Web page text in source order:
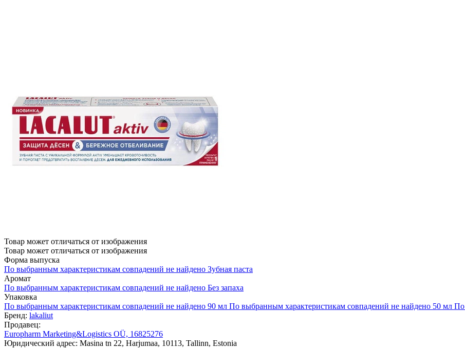
Товар может отличаться от изображения
Товар может отличаться от изображения
Форма выпуска
По выбранным характеристикам совпадений не найдено Зубная паста
Аромат
По выбранным характеристикам совпадений не найдено Без запаха
Упаковка
По выбранным характеристикам совпадений не найдено 90 мл По выбранным характеристикам совпадений не найдено 50 мл По
Бренд: lakaliut
Продавец:
Europharm Marketing&Logistics OÜ, 16825276
Юридический адрес: Masina tn 22, Harjumaa, 10113, Tallinn, Estonia